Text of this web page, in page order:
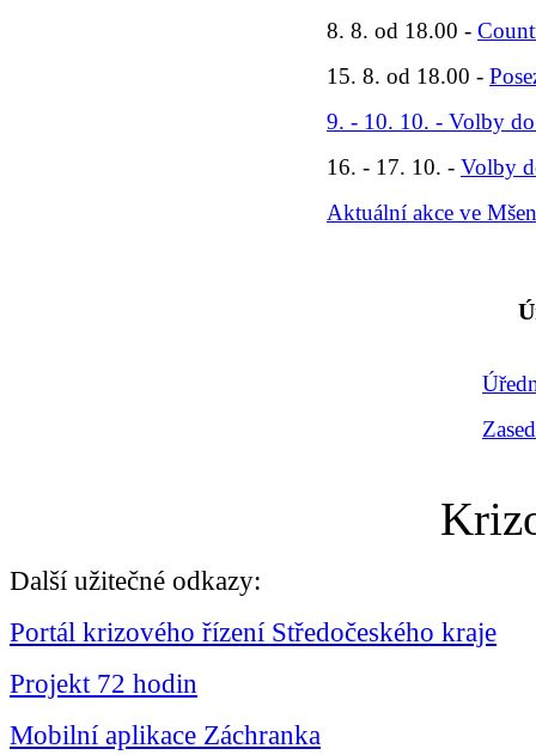
8. 8. od 18.00 -
15. 8. od 18.00 -
9. - 10. 10. - Volby do
16. - 17. 10. - Volby
Aktuální akce ve
Další užitečné odkazy:
Portál krizového řízení Středočeského kraje
Projekt 72 hodin
Mobilní aplikace Záchranka